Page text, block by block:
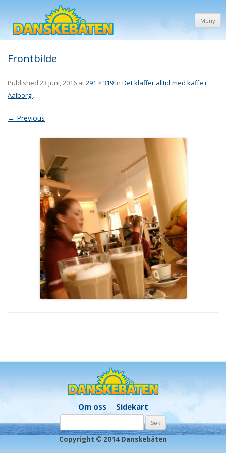
Meny
Frontbilde
Published 23 juni, 2016 at291 × 319 in Det klaffer alltid med kaffe i
Aalborg!.
← Previous
Om oss Sidekart
etter:
Copyright © 2014 Danskebåten